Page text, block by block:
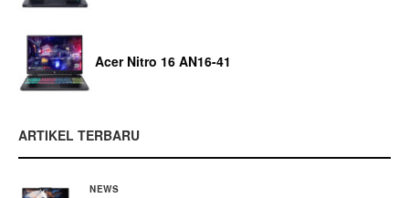
Acer Nitro 16 AN16-41
ARTIKEL TERBARU
NEWS